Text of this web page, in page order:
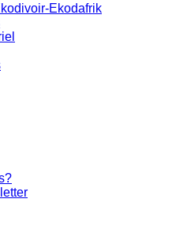
Ekodafrik